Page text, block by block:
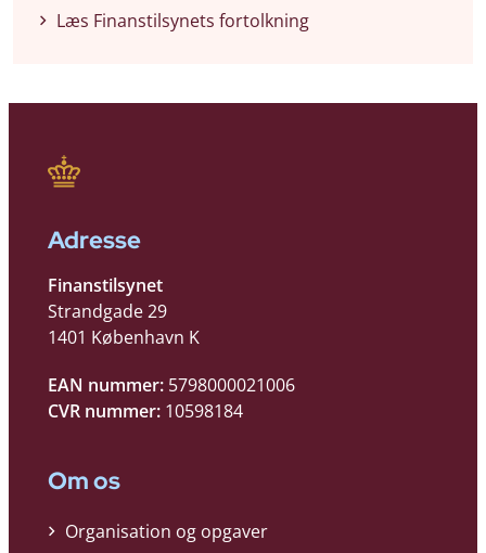
Læs Finanstilsynets fortolkning
Adresse
Finanstilsynet
Strandgade 29
1401 København K
EAN nummer: 5798000021006
CVR nummer: 10598184
Om os
Organisation og opgaver